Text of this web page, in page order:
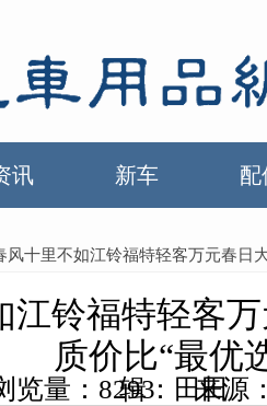
讯 新车 配
风十里不如江铃福特轻客万元春日
江铃福特轻客
质价比“最优
2024-04-09 浏览量：8293 来源：中国汽车用品网 编辑：田田